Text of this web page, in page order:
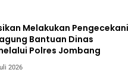
Melakukan Pengecekani
Bantuan Dinas
Polres Jombang
2026